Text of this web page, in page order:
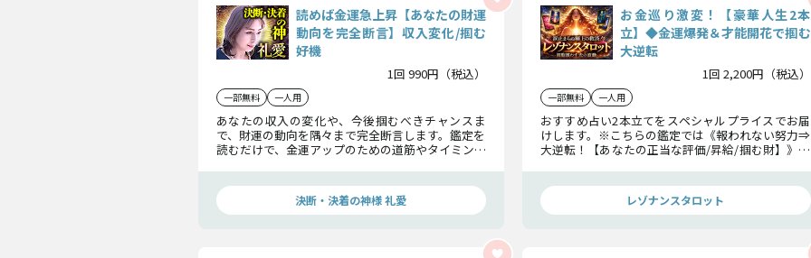
読めば金運急上昇【あなたの財運
動向を完全断言】収入変化/掴む
好機
1回 990円（税込）
一部無料 一人用
あなたの収入の変化や、今後掴むべきチャンスま
で、財運の動向を隅々まで完全断言します。鑑定を
読むだけで、金運アップのための道筋やタイミング
決断・決着の神様 礼愛
お金巡り激変！【豪華人生2本
立】◆金運爆発＆才能開花で掴む
大逆転
1回 2,200円（税込）
一部無料 一人用
おすすめ占い2本立てをスペシャルプライスでお届
けします。※こちらの鑑定では《報われない努力⇒
大逆転！【あなたの正当な評価/昇給/掴む財】》＋
す。
レゾナンスタロット